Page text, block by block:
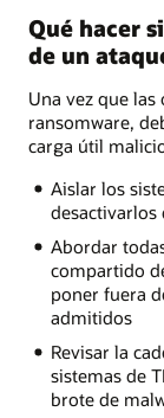
Qué hacer
de un
Una vez que
ransomware,
carga útil
Aislar los
desactivarlos
Abordar
compartido
poner fuera
admitidos
Revisar la
sistemas de
brote de